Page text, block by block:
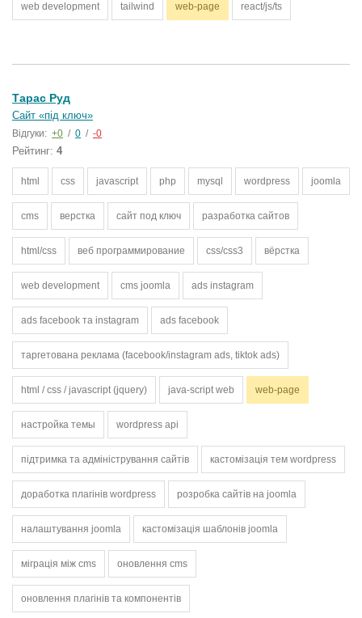
web development tailwind web-page react/js/ts
Тарас Руд
Сайт «під ключ»
Відгуки: +0 / 0 / -0
Рейтинг: 4
html css javascript php mysql wordpress joomla
cms верстка сайт под ключ разработка сайтов
html/css веб программирование css/css3 вёрстка
web development cms joomla ads instagram
ads facebook та instagram ads facebook
таргетована реклама (facebook/instagram ads, tiktok ads)
html / css / javascript (jquery) java-script web web-page
настройка темы wordpress api
підтримка та адміністрування сайтів кастомізація тем wordpress
доработка плагінів wordpress розробка сайтів на joomla
налаштування joomla кастомізація шаблонів joomla
міграція між cms оновлення cms
оновлення плагінів та компонентів